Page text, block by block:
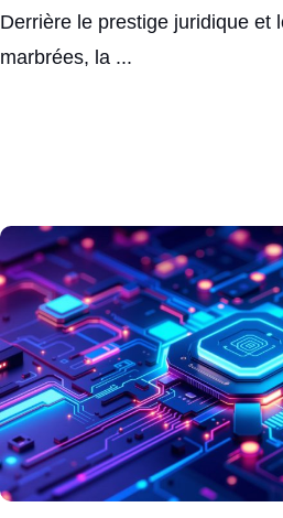
Derrière le prestige juridique et
marbrées, la ...